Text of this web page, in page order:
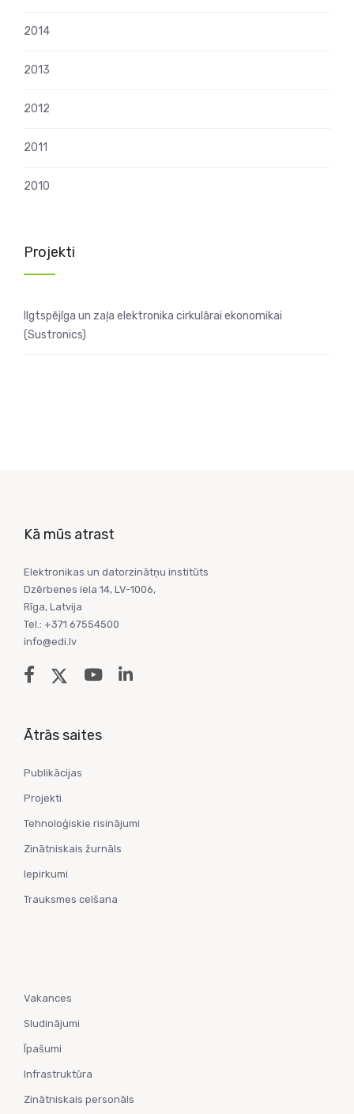
2014
2013
2012
2011
2010
Projekti
Ilgtspējīga un zaļa elektronika cirkulārai ekonomikai
(Sustronics)
Kā mūs atrast
Elektronikas un datorzinātņu institūts
Dzērbenes iela 14, LV-1006,
Rīga, Latvija
Tel.: +371 67554500
info@edi.lv
Ātrās saites
Publikācijas
Projekti
Tehnoloģiskie risinājumi
Zinātniskais žurnāls
Iepirkumi
Trauksmes celšana
Vakances
Sludinājumi
Īpašumi
Infrastruktūra
Zinātniskais personāls